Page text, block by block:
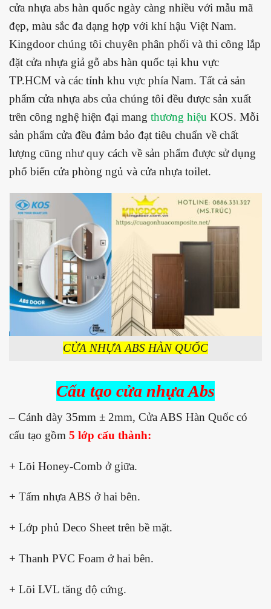
cửa nhựa abs hàn quốc ngày càng nhiều với mẫu mã
đẹp, màu sắc đa dạng hợp với khí hậu Việt Nam.
Kingdoor chúng tôi chuyên phân phối và thi công lắp
đặt cửa nhựa giả gỗ abs hàn quốc tại khu vực
TP.HCM và các tỉnh khu vực phía Nam. Tất cả sản
phẩm cửa nhựa abs của chúng tôi đều được sản xuất
trên công nghệ hiện đại mang thương hiệu KOS. Mỗi
sản phẩm cửa đều đảm bảo đạt tiêu chuẩn về chất
lượng cũng như quy cách về sản phẩm được sử dụng
phổ biến cửa phòng ngủ và cửa nhựa toilet.
CỬA NHỰA ABS HÀN QUỐC
Cấu tạo cửa nhựa Abs
– Cánh dày 35mm ± 2mm, Cửa ABS Hàn Quốc có
cấu tạo gồm 5 lớp cấu thành:
+ Lõi Honey-Comb ở giữa.
+ Tấm nhựa ABS ở hai bên.
+ Lớp phủ Deco Sheet trên bề mặt.
+ Thanh PVC Foam ở hai bên.
+ Lõi LVL tăng độ cứng.